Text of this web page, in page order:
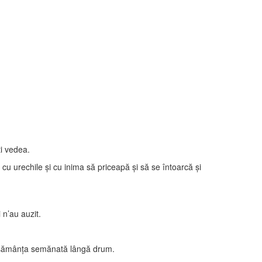
vedea.
urechile şi cu inima să priceapă şi să se întoarcă şi
auzit.
semănată lângă drum.